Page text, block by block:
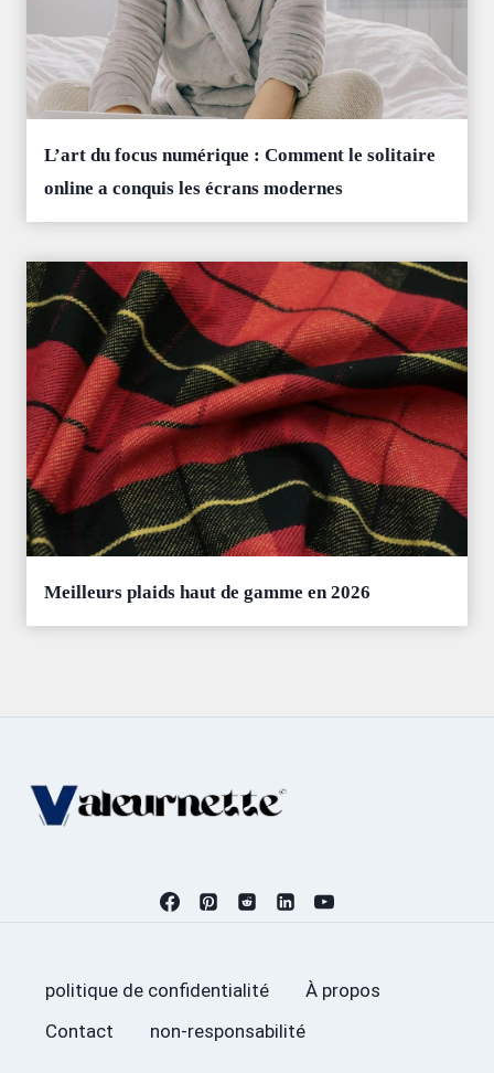
L’art du focus numérique : Comment le solitaire
online a conquis les écrans modernes
Meilleurs plaids haut de gamme en 2026
politique de confidentialité
À propos
Contact
non-responsabilité